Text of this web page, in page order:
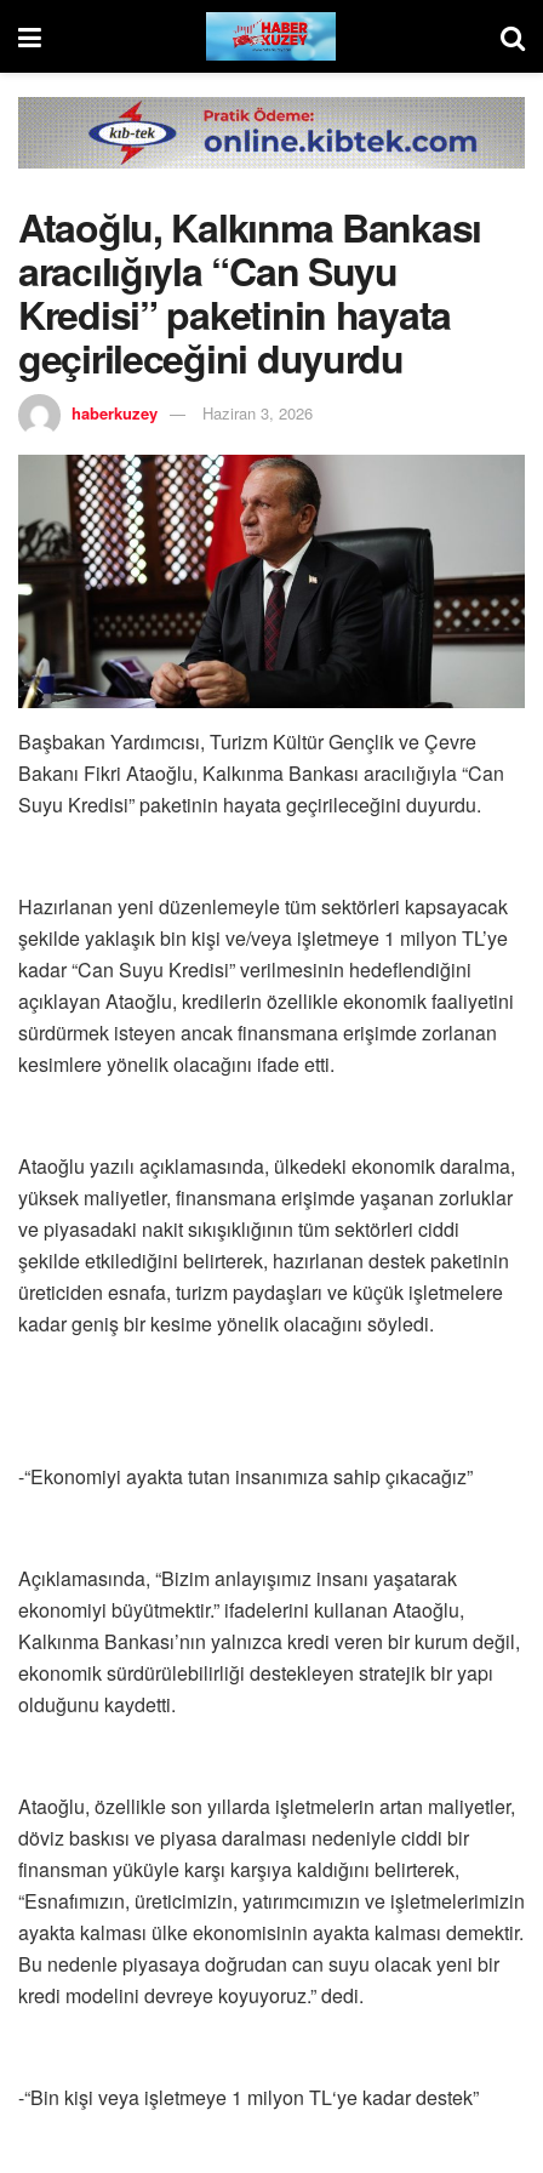
Ataoğlu, Kalkınma Bankası
aracılığıyla “Can Suyu
Kredisi” paketinin hayata
geçirileceğini duyurdu
haberkuzey Haziran 3, 2026
Başbakan Yardımcısı, Turizm Kültür Gençlik ve Çevre
Bakanı Fikri Ataoğlu, Kalkınma Bankası aracılığıyla “Can
Suyu Kredisi” paketinin hayata geçirileceğini duyurdu.
Hazırlanan yeni düzenlemeyle tüm sektörleri kapsayacak
şekilde yaklaşık bin kişi ve/veya işletmeye 1 milyon TL’ye
kadar “Can Suyu Kredisi” verilmesinin hedeflendiğini
açıklayan Ataoğlu, kredilerin özellikle ekonomik faaliyetini
sürdürmek isteyen ancak finansmana erişimde zorlanan
kesimlere yönelik olacağını ifade etti.
Ataoğlu yazılı açıklamasında, ülkedeki ekonomik daralma,
yüksek maliyetler, finansmana erişimde yaşanan zorluklar
ve piyasadaki nakit sıkışıklığının tüm sektörleri ciddi
şekilde etkilediğini belirterek, hazırlanan destek paketinin
üreticiden esnafa, turizm paydaşları ve küçük işletmelere
kadar geniş bir kesime yönelik olacağını söyledi.
-“Ekonomiyi ayakta tutan insanımıza sahip çıkacağız”
Açıklamasında, “Bizim anlayışımız insanı yaşatarak
ekonomiyi büyütmektir.” ifadelerini kullanan Ataoğlu,
Kalkınma Bankası’nın yalnızca kredi veren bir kurum değil,
ekonomik sürdürülebilirliği destekleyen stratejik bir yapı
olduğunu kaydetti.
Ataoğlu, özellikle son yıllarda işletmelerin artan maliyetler,
döviz baskısı ve piyasa daralması nedeniyle ciddi bir
finansman yüküyle karşı karşıya kaldığını belirterek,
“Esnafımızın, üreticimizin, yatırımcımızın ve işletmelerimizin
ayakta kalması ülke ekonomisinin ayakta kalması demektir.
Bu nedenle piyasaya doğrudan can suyu olacak yeni bir
kredi modelini devreye koyuyoruz.” dedi.
-“Bin kişi veya işletmeye 1 milyon TL‘ye kadar destek”